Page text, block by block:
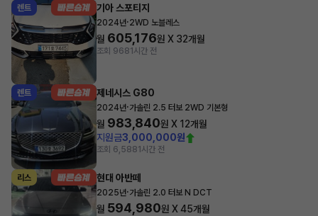
렌트 기아 스포티지
2024년·2WD 노블레스
월 605,176원 X 32개월
조회 9681시간 전
렌트 제네시스 G80
2024년·가솔린 2.5 터보 2WD 기본형
월 983,840원 X 12개월
지원금3,000,000원
조회 6,5881시간 전
리스 현대 아반떼
2025년·가솔린 2.0 터보 N DCT
월 594,980원 X45개월